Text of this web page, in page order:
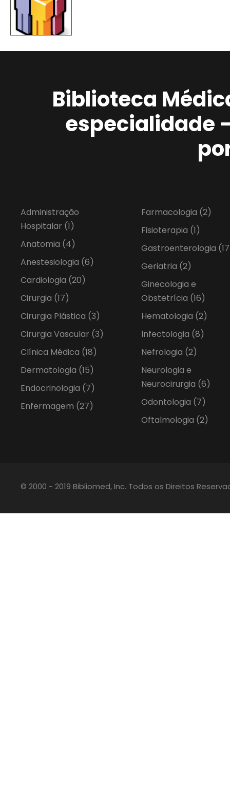
Biblioteca
especialidade
Administração
Hospitalar (1)
Anatomia (4)
Anestesiologia (6)
Cardiologia (20)
Cirurgia (17)
Cirurgia Plástica (3)
Cirurgia Vascular (3)
Clínica Médica (18)
Dermatologia (15)
Endocrinologia (7)
Enfermagem (27)
Farmacologia (2)
Fisioterapia (1)
Gastroenterologia
Geriatria (2)
Ginecologia e
Obstetrícia (16)
Hematologia (2)
Infectologia (8)
Nefrologia (2)
Neurologia e
Neurocirurgia (6)
Odontologia (7)
Oftalmologia (2)
© 2000 - 2019 Bibliomed, Inc. Todos os Direitos